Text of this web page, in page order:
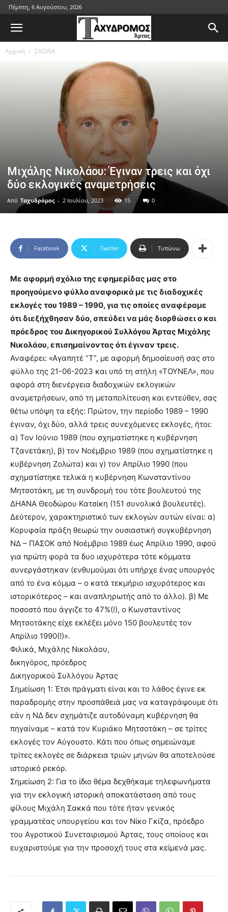
Πέμπτη, 6 Αυγούστου, 2026
Αρχική ΣΧΟΛΙΑ
Μιχάλης Νικολάου: Έγιναν τρεις και όχι
δύο εκλογικές αναμετρήσεις
Από Ταχυδρόμος - 2 Ιουλίου, 2023 15 0
Facebook Twitter Τυπώνω
Με αφορμή σχόλιο της εφημερίδας μας στο
προηγούμενο φύλλο αναφορικά με τις διαδοχικές
εκλογές του 1989 – 1990, για τις οποίες αναφέραμε
ότι διεξήχθησαν δύο, σπεύδει να μάς διορθώσει ο και
πρόεδρος του Δικηγορικού Συλλόγου Άρτας Μιχάλης
Νικολάου, επισημαίνοντας ότι έγιναν τρεις.
Αναφέρει: «Αγαπητέ “Τ”, με αφορμή δημοσίευσή σας στο
φύλλο της 21-06-2023 και υπό τη στήλη «ΤΟΥΝΕΛ», που
αφορά στη διενέργεια διαδοχικών εκλογικών
αναμετρήσεων, από τη μεταπολίτευση και εντεύθεν, σας
θέτω υπόψη τα εξής: Πρώτον, την περίοδο 1989 – 1990
έγιναν, όχι δύο, αλλά τρεις συνεχόμενες εκλογές, ήτοι:
α) Τον Ιούνιο 1989 (που σχηματίστηκε η κυβέρνηση
Τζανετάκη), β) τον Νοέμβριο 1989 (που σχηματίστηκε η
κυβέρνηση Ζολώτα) και γ) τον Απρίλιο 1990 (που
σχηματίστηκε τελικά η κυβέρνηση Κωνσταντίνου
Μητσοτάκη, με τη συνδρομή του τότε βουλευτού της
ΔΗΑΝΑ Θεοδώρου Κατσίκη (151 συνολικά βουλευτές).
Δεύτερον, χαρακτηριστικό των εκλογών αυτών είναι: α)
Κορυφαία πράξη θεωρώ την ουσιαστική συγκυβέρνηση
ΝΔ – ΠΑΣΟΚ από Νοέμβριο 1989 έως Απρίλιο 1990, αφού
για πρώτη φορά τα δυο ισχυρότερα τότε κόμματα
συνεργάστηκαν (ενθυμούμαι ότι υπήρχε ένας υπουργός
από το ένα κόμμα – ο κατά τεκμήριο ισχυρότερος και
ιστορικότερος – και αναπληρωτής από το άλλο). β) Με
ποσοστό που άγγιζε το 47%(!), ο Κωνσταντίνος
Μητσοτάκης είχε εκλέξει μόνο 150 βουλευτές τον
Απρίλιο 1990(!)».
Φιλικά, Μιχάλης Νικολάου,
δικηγόρος, πρόεδρος
Δικηγορικού Συλλόγου Άρτας
Σημείωση 1: Έτσι πράγματι είναι και το λάθος έγινε εκ
παραδρομής στην προσπάθειά μας να καταγράψουμε ότι
εάν η ΝΔ δεν σχημάτιζε αυτοδύναμη κυβέρνηση θα
πηγαίναμε – κατά τον Κυριάκο Μητσοτάκη – σε τρίτες
εκλογές τον Αύγουστο. Κάτι που όπως σημειώναμε
τρίτες εκλογές σε διάρκεια τριών μηνών θα αποτελούσε
ιστορικό ρεκόρ.
Σημείωση 2: Για το ίδιο θέμα δεχθήκαμε τηλεφωνήματα
για την εκλογική ιστορική αποκατάσταση από τους
φίλους Μιχάλη Σακκά που τότε ήταν γενικός
γραμματέας υπουργείου και τον Νίκο Γκίζα, πρόεδρο
του Αγροτικού Συνεταιρισμού Άρτας, τους οποίους και
ευχαριστούμε για την προσοχή τους στα κείμενά μας.